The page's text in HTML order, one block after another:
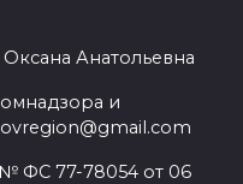
Анатольевна
и
ФС 77-78054 от 06